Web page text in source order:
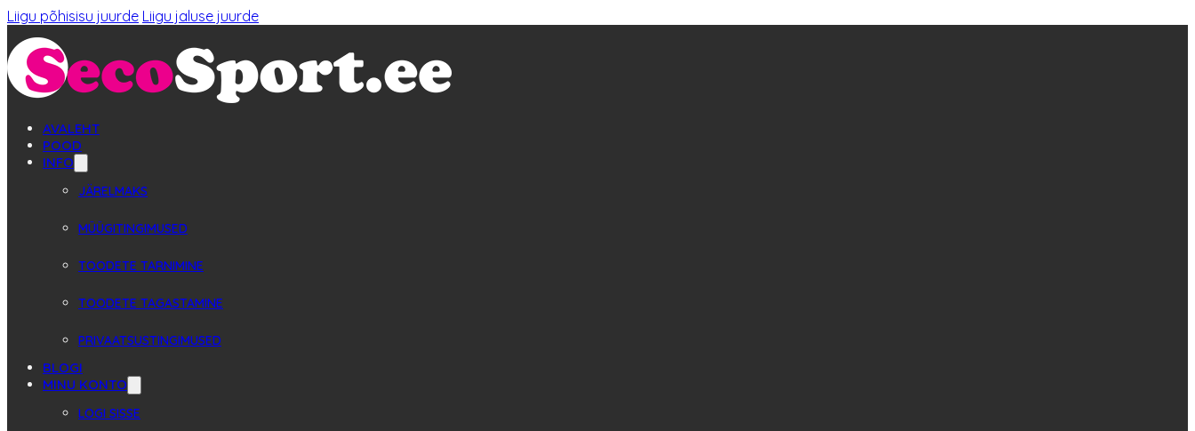
Liigu põhisisu juurde Liigu jaluse juurde
AVALEHT
POOD
INFO
JÄRELMAKS
MÜÜGITINGIMUSED
TOODETE TARNIMINE
TOODETE TAGASTAMINE
PRIVAATSUSTINGIMUSED
BLOGI
MINU KONTO
LOGI SISSE